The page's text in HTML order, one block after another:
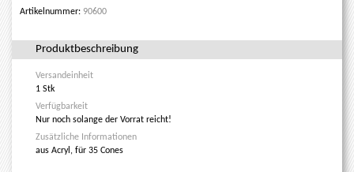
Artikelnummer: 90600
Produktbeschreibung
Versandeinheit
1 Stk
Verfügbarkeit
Nur noch solange der Vorrat reicht!
Zusätzliche Informationen
aus Acryl, für 35 Cones